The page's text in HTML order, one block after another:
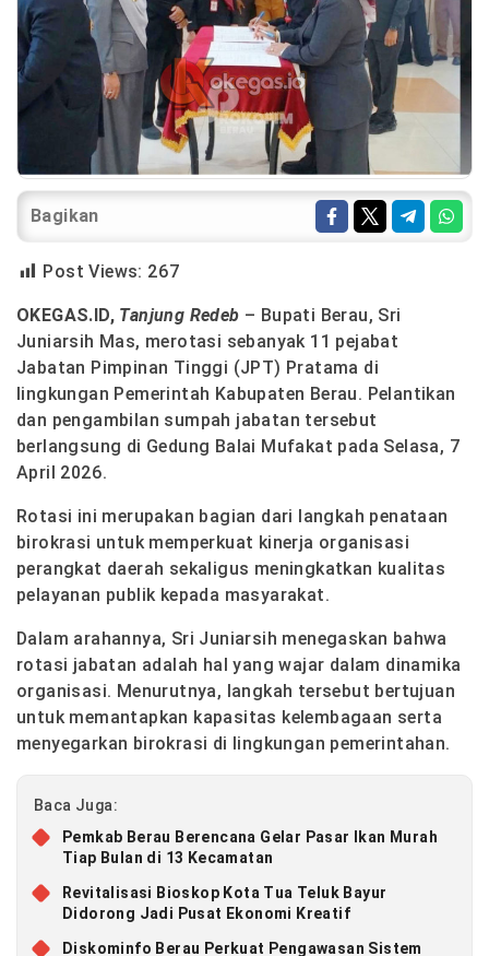
Bagikan
Post Views: 267
OKEGAS.ID, Tanjung Redeb – Bupati Berau, Sri
Juniarsih Mas, merotasi sebanyak 11 pejabat
Jabatan Pimpinan Tinggi (JPT) Pratama di
lingkungan Pemerintah Kabupaten Berau. Pelantikan
dan pengambilan sumpah jabatan tersebut
berlangsung di Gedung Balai Mufakat pada Selasa, 7
April 2026.
Rotasi ini merupakan bagian dari langkah penataan
birokrasi untuk memperkuat kinerja organisasi
perangkat daerah sekaligus meningkatkan kualitas
pelayanan publik kepada masyarakat.
Dalam arahannya, Sri Juniarsih menegaskan bahwa
rotasi jabatan adalah hal yang wajar dalam dinamika
organisasi. Menurutnya, langkah tersebut bertujuan
untuk memantapkan kapasitas kelembagaan serta
menyegarkan birokrasi di lingkungan pemerintahan.
Baca Juga:
Pemkab Berau Berencana Gelar Pasar Ikan Murah
Tiap Bulan di 13 Kecamatan
Revitalisasi Bioskop Kota Tua Teluk Bayur
Didorong Jadi Pusat Ekonomi Kreatif
Diskominfo Berau Perkuat Pengawasan Sistem